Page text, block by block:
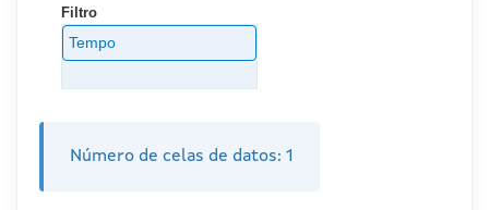
Filtro
Tempo
Número de celas de datos: 1